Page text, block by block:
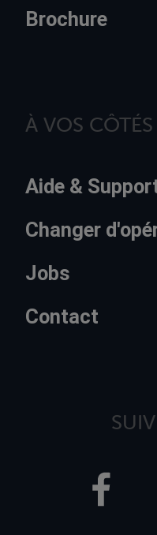
Brochure
À VOS CÔTÉS
Aide &
Changer
Jobs
Contact